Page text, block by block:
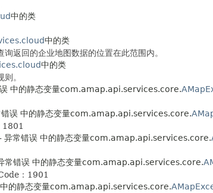
中的类
中的类
返回的企业地图数据的位置在此范围内。
中的类
。
中的静态变量com.amap.api.services.core.
错误 中的静态变量com.amap.api.services.core.
1801
异常错误 中的静态变量com.amap.api.services.core.
常错误 中的静态变量com.amap.api.services.core.
：1901
中的静态变量com.amap.api.services.core.